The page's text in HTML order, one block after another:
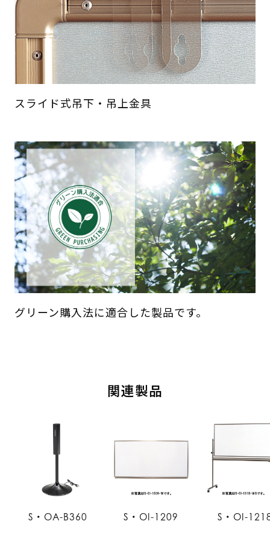
スライド式吊下・吊上金具
グリーン購入法に適合した製品です。
関連製品
S・OA-B360 S・OI-1209 S・OI-